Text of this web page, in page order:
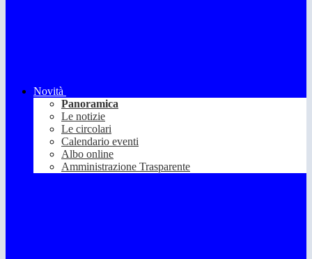
Novità
Panoramica
Le notizie
Le circolari
Calendario eventi
Albo online
Amministrazione Trasparente